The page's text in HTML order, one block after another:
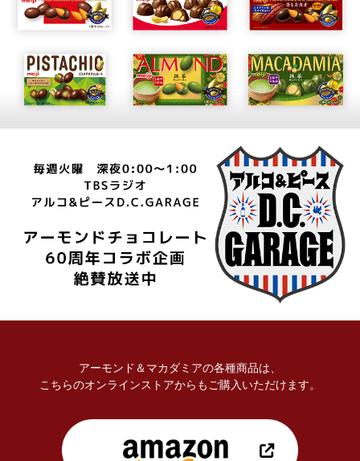
アーモンド＆マカダミアの各種商品は、
こちらのオンラインストアからもご購入いただけます。